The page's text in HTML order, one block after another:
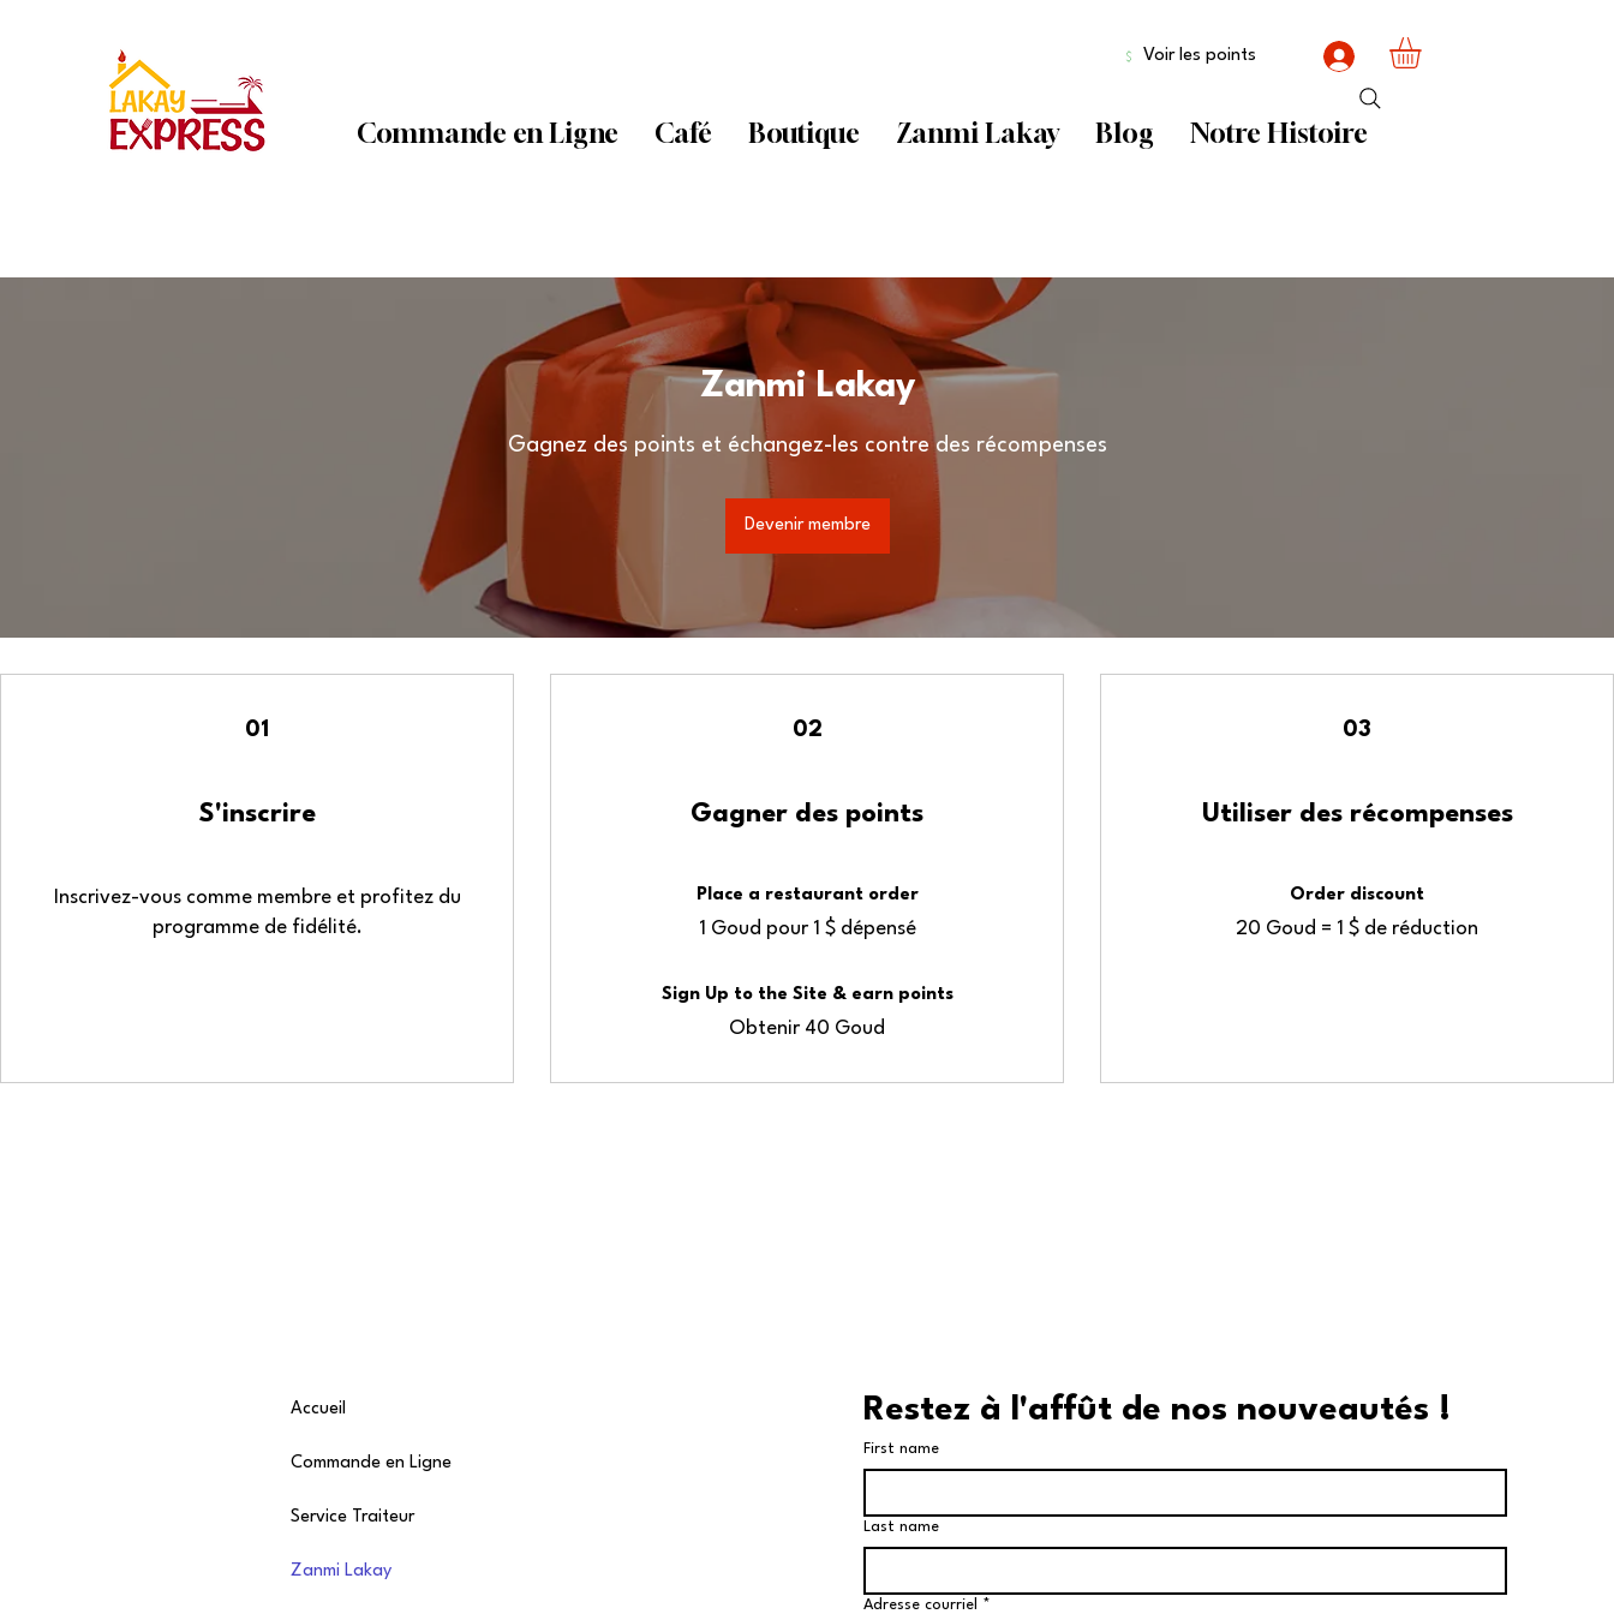
Voir les points
Commande en Ligne Café Boutique Zanmi Lakay Blog Notre Histoire
Zanmi Lakay
Gagnez des points et échangez-les contre des récompenses
Devenir membre
01
S'inscrire
Inscrivez-vous comme membre et profitez du
programme de fidélité.
02
Gagner des points
Place a restaurant order
1 Goud pour 1 $ dépensé
Sign Up to the Site & earn points
Obtenir 40 Goud
03
Utiliser des récompenses
Order discount
20 Goud = 1 $ de réduction
Accueil
Commande en Ligne
Service Traiteur
Zanmi Lakay
Restez à l'affût de nos nouveautés !
First name
Last name
Adresse courriel *